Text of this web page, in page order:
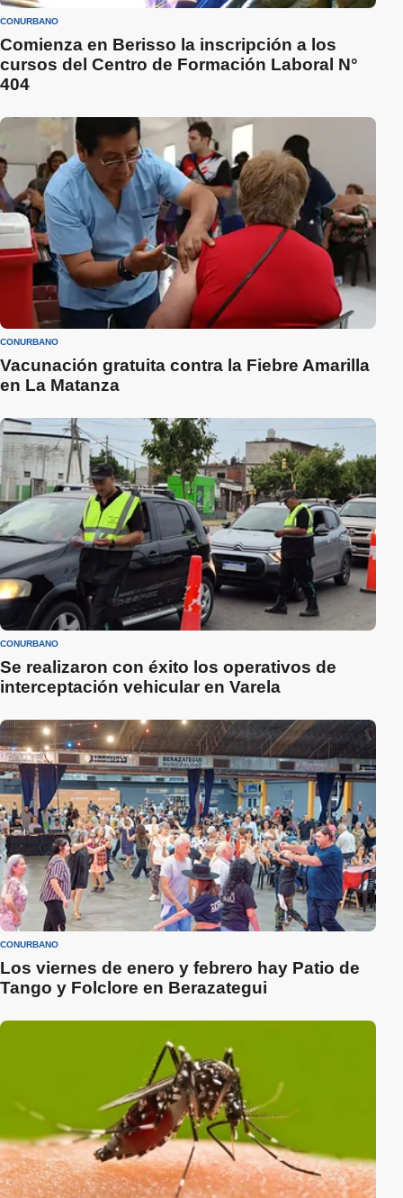
CONURBANO
Comienza en Berisso la inscripción a los
cursos del Centro de Formación Laboral N°
404
CONURBANO
Vacunación gratuita contra la Fiebre Amarilla
en La Matanza
CONURBANO
Se realizaron con éxito los operativos de
interceptación vehicular en Varela
CONURBANO
Los viernes de enero y febrero hay Patio de
Tango y Folclore en Berazategui